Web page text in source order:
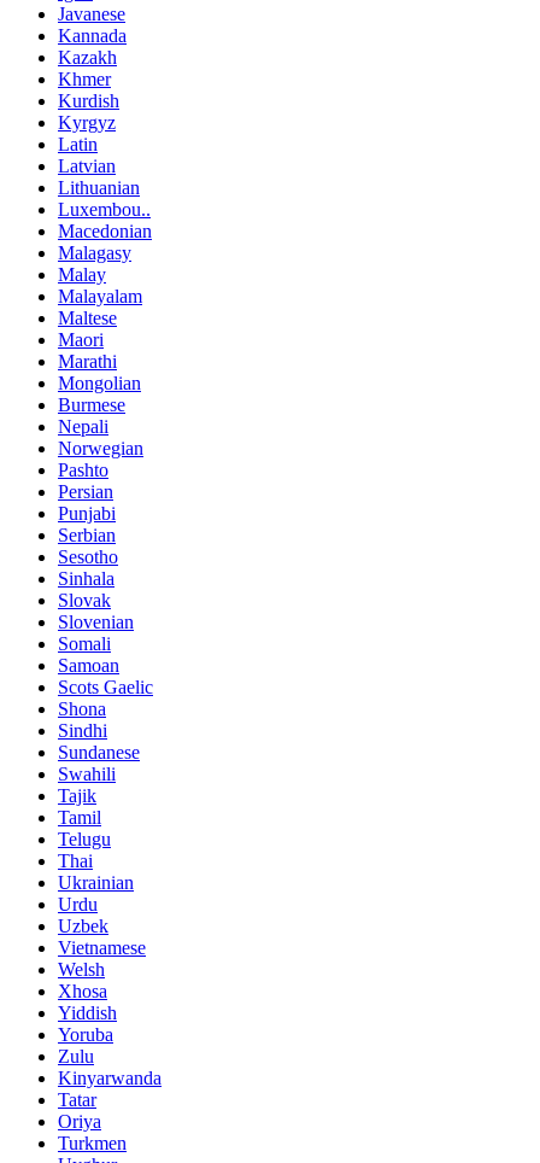
Javanese
Kannada
Kazakh
Khmer
Kurdish
Kyrgyz
Latin
Latvian
Lithuanian
Luxembou..
Macedonian
Malagasy
Malay
Malayalam
Maltese
Maori
Marathi
Mongolian
Burmese
Nepali
Norwegian
Pashto
Persian
Punjabi
Serbian
Sesotho
Sinhala
Slovak
Slovenian
Somali
Samoan
Scots Gaelic
Shona
Sindhi
Sundanese
Swahili
Tajik
Tamil
Telugu
Thai
Ukrainian
Urdu
Uzbek
Vietnamese
Welsh
Xhosa
Yiddish
Yoruba
Zulu
Kinyarwanda
Tatar
Oriya
Turkmen